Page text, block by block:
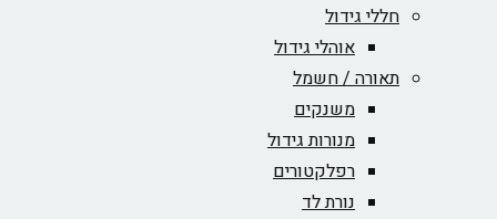
חללי גידול
אוהלי גידול
תאורה / חשמל
משנקים
מנורות גידול
רפלקטורים
נורת לד